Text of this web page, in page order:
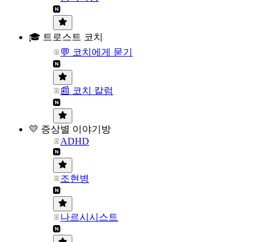
🎓 트로스트 코치
💬 코치에게 묻기
📰 코치 칼럼
💛 증상별 이야기방
ADHD
조현병
나르시시스트